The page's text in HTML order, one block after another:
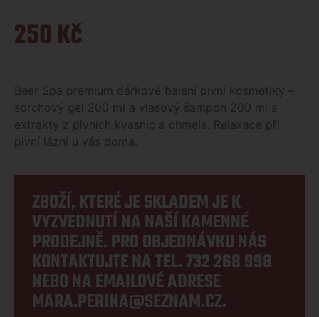
250Kč
Beer Spa premium dárkové balení pivní kosmetiky –
sprchový gel 200 ml a vlasový šampon 200 ml s
extrakty z pivních kvasnic a chmele. Relaxace při
pivní lázni u vás doma.
ZBOŽÍ, KTERÉ JE SKLADEM JE K
VYZVEDNUTÍ NA NAŠÍ KAMENNÉ
PRODEJNĚ. PRO OBJEDNÁVKU NÁS
KONTAKTUJTE NA TEL.732 268 998
NEBO NA EMAILOVÉ ADRESE
MARA.PERINA@SEZNAM.CZ.